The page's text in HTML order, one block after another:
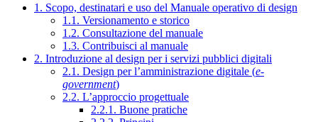
1. Scopo, destinatari e uso del Manuale operativo di design
1.1. Versionamento e storico
1.2. Consultazione del manuale
1.3. Contribuisci al manuale
2. Introduzione al design per i servizi pubblici digitali
2.1. Design per l’amministrazione digitale (e-
government)
2.2. L’approccio progettuale
2.2.1. Buone pratiche